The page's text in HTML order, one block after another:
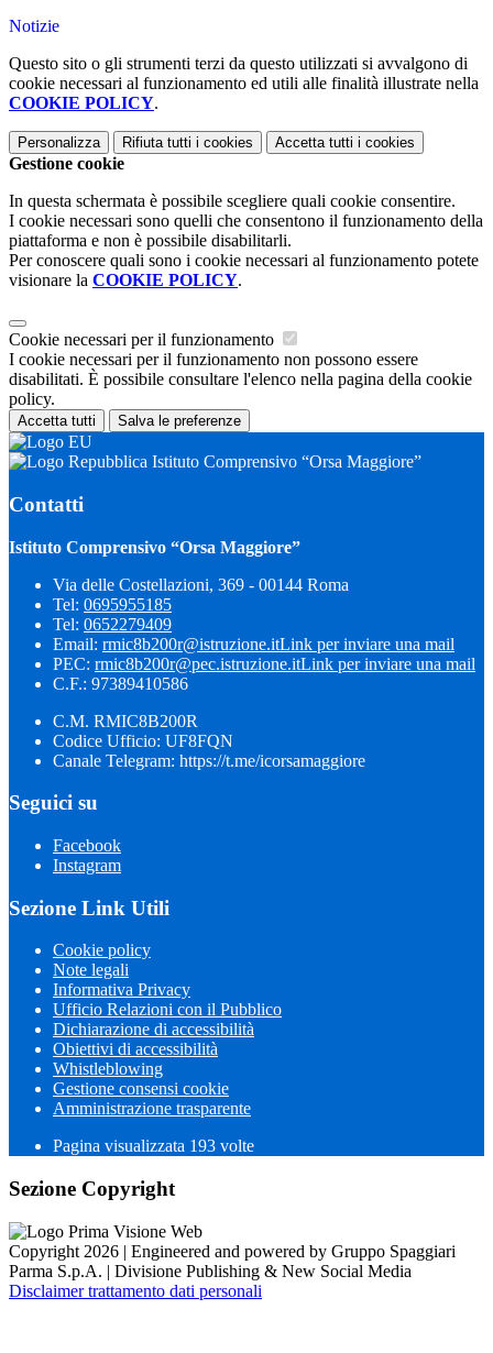
Notizie
Questo sito o gli strumenti terzi da questo utilizzati si avvalgono di
cookie necessari al funzionamento ed utili alle finalità illustrate nella
COOKIE POLICY.
Personalizza Rifiuta tutti i cookies Accetta tutti i cookies
Gestione cookie
In questa schermata è possibile scegliere quali cookie consentire.
I cookie necessari sono quelli che consentono il funzionamento della
piattaforma e non è possibile disabilitarli.
Per conoscere quali sono i cookie necessari al funzionamento potete
visionare la COOKIE POLICY.
Cookie necessari per il funzionamento
I cookie necessari per il funzionamento non possono essere
disabilitati. È possibile consultare l'elenco nella pagina della cookie
policy.
Accetta tutti Salva le preferenze
Istituto Comprensivo “Orsa Maggiore”
Contatti
Istituto Comprensivo “Orsa Maggiore”
Via delle Costellazioni, 369 - 00144 Roma
Tel: 0695955185
Tel: 0652279409
Email: rmic8b200r@istruzione.itLink per inviare una mail
PEC: rmic8b200r@pec.istruzione.itLink per inviare una mail
C.F.: 97389410586
C.M. RMIC8B200R
Codice Ufficio: UF8FQN
Canale Telegram: https://t.me/icorsamaggiore
Seguici su
Facebook
Instagram
Sezione Link Utili
Cookie policy
Note legali
Informativa Privacy
Ufficio Relazioni con il Pubblico
Dichiarazione di accessibilità
Obiettivi di accessibilità
Whistleblowing
Gestione consensi cookie
Amministrazione trasparente
Pagina visualizzata 193 volte
Sezione Copyright
Copyright 2026 | Engineered and powered by Gruppo Spaggiari
Parma S.p.A. | Divisione Publishing & New Social Media
Disclaimer trattamento dati personali